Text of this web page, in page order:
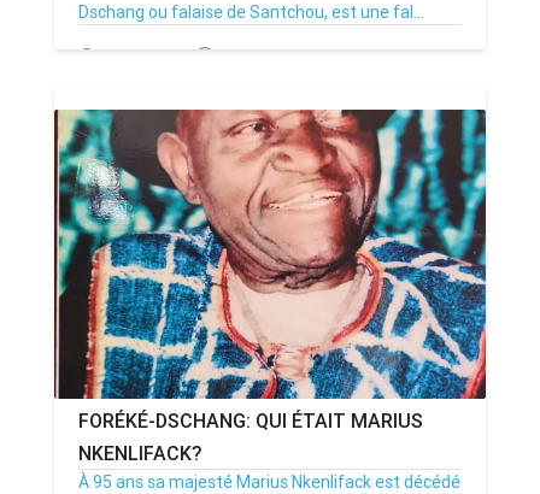
Dschang ou falaise de Santchou, est une fal...
05/09/24 Par MenouActu 0
FORÉKÉ-DSCHANG: QUI ÉTAIT MARIUS
NKENLIFACK?
À 95 ans sa majesté Marius Nkenlifack est décédé